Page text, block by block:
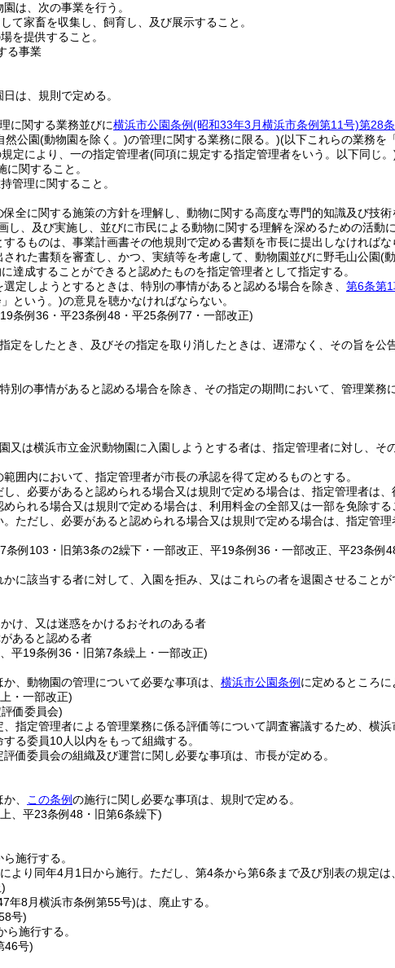
は、次の事業を行う。
て家畜を収集し、飼育し、及び展示すること。
を提供すること。
る事業
は、規則で定める。
に関する業務並びに横浜市公園条例(昭和33年3月横浜市条例第11号)第28
然公園(動物園を除く。)の管理に関する業務に限る。)(以下これらの業務を
定により、一の指定管理者(同項に規定する指定管理者をいう。以下同じ。
に関すること。
管理に関すること。
全に関する施策の方針を理解し、動物に関する高度な専門的知識及び技
し、及び実施し、並びに市民による動物に関する理解を深めるための活動
るものは、事業計画書その他規則で定める書類を市長に提出しなければな
れた書類を審査し、かつ、実績等を考慮して、動物園並びに野毛山公園(
達成することができると認めたものを指定管理者として指定する。
定しようとするときは、特別の事情があると認める場合を除き、 第6条第
という。)の意見を聴かなければならない。
条例36・平23条例48・平25条例77・一部改正)
定をしたとき、及びその指定を取り消したときは、遅滞なく、その旨を公
別の事情があると認める場合を除き、その指定の期間において、管理業務
又は横浜市立金沢動物園に入園しようとする者は、指定管理者に対し、そ
範囲内において、指定管理者が市長の承認を得て定めるものとする。
し、必要があると認められる場合又は規則で定める場合は、指定管理者は、
られる場合又は規則で定める場合は、利用料金の全部又は一部を免除する
ただし、必要があると認められる場合又は規則で定める場合は、指定管
条例103・旧第3条の2繰下・一部改正、平19条例36・一部改正、平23条例
に該当する者に対して、入園を拒み、又はこれらの者を退園させることが
け、又は迷惑をかけるおそれのある者
あると認める者
平19条例36・旧第7条繰上・一部改正)
、動物園の管理について必要な事項は、 横浜市公園条例 に定めるところに
・一部改正)
価委員会)
指定管理者による管理業務に係る評価等について調査審議するため、横浜
る委員10人以内をもって組織する。
価委員会の組織及び運営に関し必要な事項は、市長が定める。
、 この条例の施行に関し必要な事項は、規則で定める。
、平23条例48・旧第6条繰下)
施行する。
より同年4月1日から施行。ただし、第4条から第6条まで及び別表の規定
年8月横浜市条例第55号)は、廃止する。
号)
施行する。
46号)